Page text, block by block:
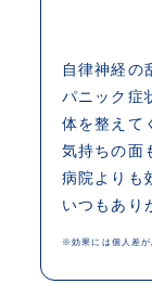
自律神経の
パニック症
体を整えて
気持ちの面
病院よりも
いつもあり
※効果には個人差が